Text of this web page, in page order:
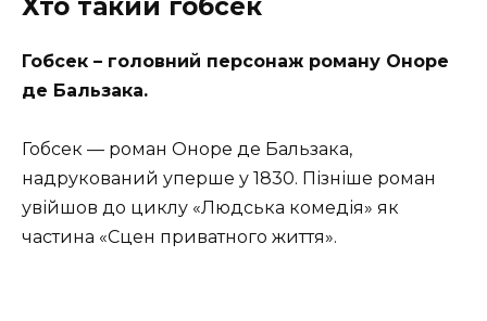
Хто такий гобсек
Гобсек – головний персонаж роману Оноре
де Бальзака.
Гобсек — роман Оноре де Бальзака,
надрукований уперше у 1830. Пізніше роман
увійшов до циклу «Людська комедія» як
частина «Сцен приватного життя».